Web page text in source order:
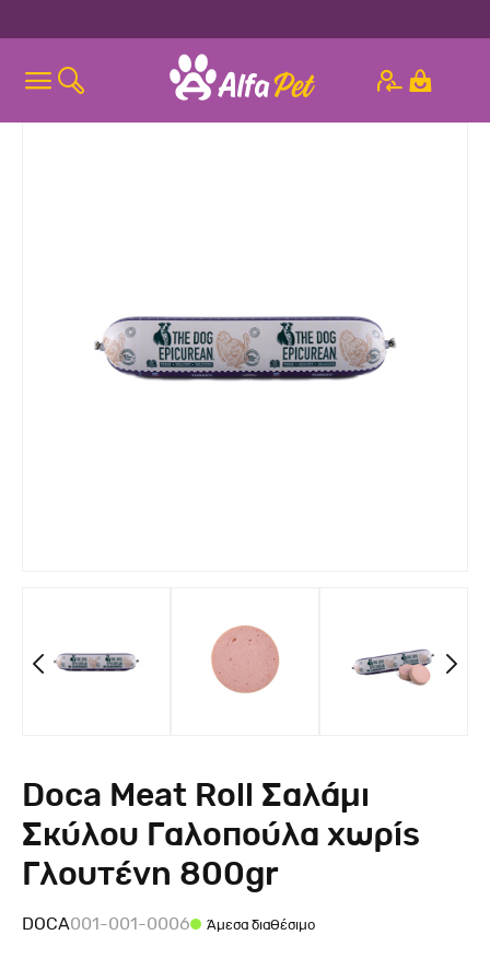
Doca Meat Roll Σαλάμι
Σκύλου Γαλοπούλα χωρίς
Γλουτένη 800gr
DOCA001-001-0006 Άμεσα διαθέσιμο